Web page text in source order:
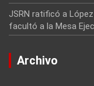
JSRN ratificó a
facultó a la Mesa
Archivo